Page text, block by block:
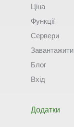
Ціна
Функції
Сервери
Завантажити
Блог
Вхід
Додатки